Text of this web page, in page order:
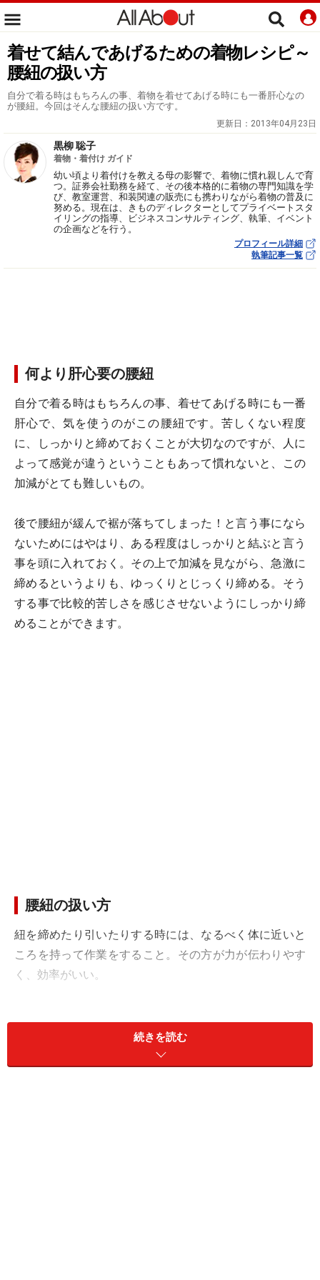
着せて結んであげるための着物レシピ～
腰紐の扱い方
自分で着る時はもちろんの事、着物を着せてあげる時にも一番肝心なの
が腰紐。今回はそんな腰紐の扱い方です。
更新日： 2013年04月23日
黒柳 聡子
着物・着付け ガイド
幼い頃より着付けを教える母の影響で、着物に慣れ親しんで育
つ。証券会社勤務を経て、その後本格的に着物の専門知識を学
び、教室運営、和装関連の販売にも携わりながら着物の普及に
努める。現在は、きものディレクターとしてプライベートスタ
イリングの指導、ビジネスコンサルティング、執筆、イベント
の企画などを行う。
プロフィール詳細
執筆記事一覧
何より肝心要の腰紐
自分で着る時はもちろんの事、着せてあげる時にも一番
肝心で、気を使うのがこの腰紐です。苦しくない程度
に、しっかりと締めておくことが大切なのですが、人に
よって感覚が違うということもあって慣れないと、この
加減がとても難しいもの。
後で腰紐が緩んで裾が落ちてしまった！と言う事になら
ないためにはやはり、ある程度はしっかりと結ぶと言う
事を頭に入れておく。その上で加減を見ながら、急激に
締めるというよりも、ゆっくりとじっくり締める。そう
する事で比較的苦しさを感じさせないようにしっかり締
めることができます。
腰紐の扱い方
紐を締めたり引いたりする時には、なるべく体に近いと
ころを持って作業をすること。その方が力が伝わりやす
く、効率がいい。
続きを読む